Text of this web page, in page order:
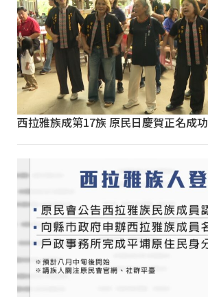
西拉雅族成第17族 原民日慶賀正名成功